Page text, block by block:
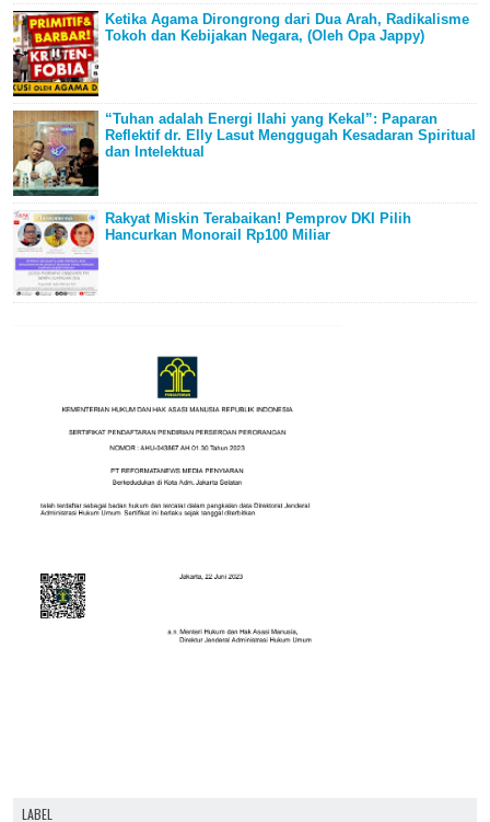
Ketika Agama Dirongrong dari Dua Arah, Radikalisme
Tokoh dan Kebijakan Negara, (Oleh Opa Jappy)
“Tuhan adalah Energi Ilahi yang Kekal”: Paparan
Reflektif dr. Elly Lasut Menggugah Kesadaran Spiritual
dan Intelektual
Rakyat Miskin Terabaikan! Pemprov DKI Pilih
Hancurkan Monorail Rp100 Miliar
LABEL